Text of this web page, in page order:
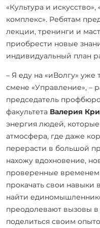
«Культура и
комплекс». Ребятам
лекции, тренинги и
приобрести новые
индивидуальный план
– Я еду на «иВолгу» уже
смене «Управление», –
председатель
факультета Валерия
энергия людей,
атмосфера, где даже
перерасти в большой
нахожу вдохновение,
проверенные временем
прокачать свои навыки
найти
преодолевают вызовы
поделиться своим